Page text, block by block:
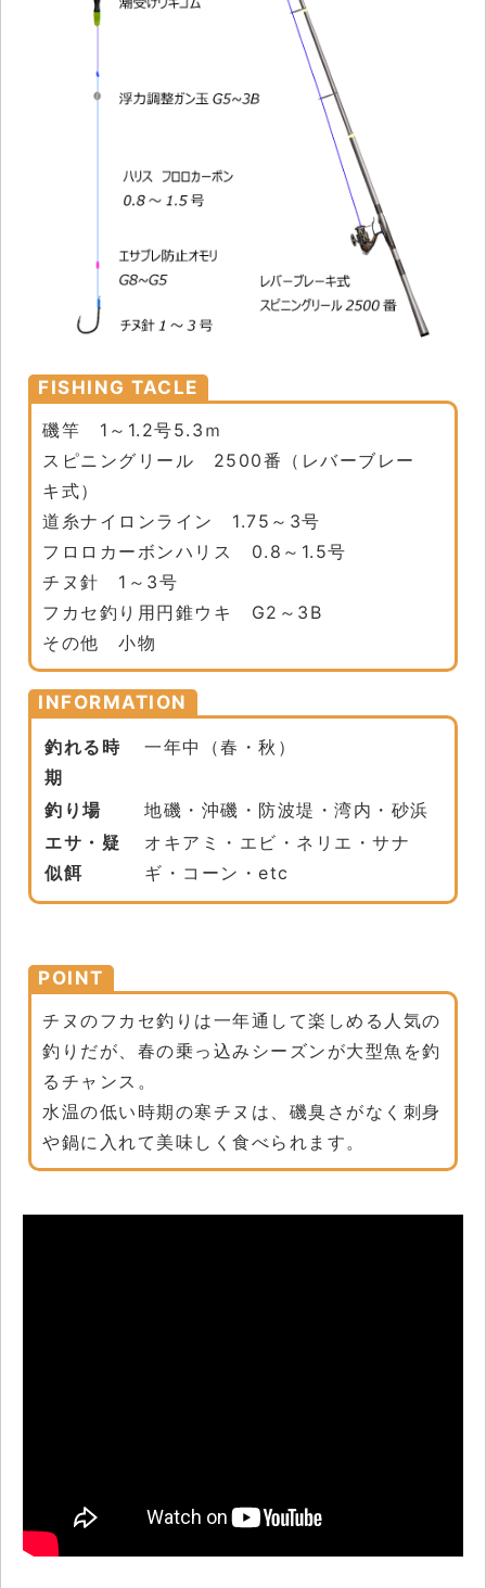
FISHING TACLE
磯竿 1～1.2号5.3ｍ
スピニングリール 2500番（レバーブレー
キ式）
道糸ナイロンライン 1.75～3号
フロロカーボンハリス 0.8～1.5号
チヌ針 1～3号
フカセ釣り用円錐ウキ G2～3B
その他 小物
INFORMATION
釣れる時
期
一年中（春・秋）
釣り場
地磯・沖磯・防波堤・湾内・砂浜
エサ・疑
似餌
オキアミ・エビ・ネリエ・サナ
ギ・コーン・etc
POINT
チヌのフカセ釣りは一年通して楽しめる人気の
釣りだが、春の乗っ込みシーズンが大型魚を釣
るチャンス。
水温の低い時期の寒チヌは、磯臭さがなく刺身
や鍋に入れて美味しく食べられます。